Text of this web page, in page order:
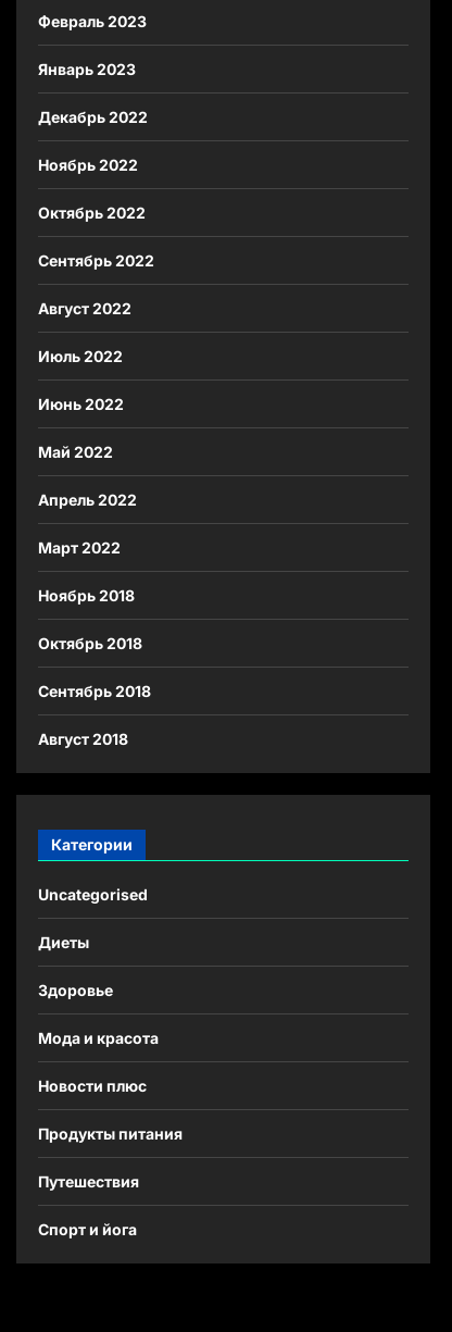
Февраль 2023
Январь 2023
Декабрь 2022
Ноябрь 2022
Октябрь 2022
Сентябрь 2022
Август 2022
Июль 2022
Июнь 2022
Май 2022
Апрель 2022
Март 2022
Ноябрь 2018
Октябрь 2018
Сентябрь 2018
Август 2018
Категории
Uncategorised
Диеты
Здоровье
Мода и красота
Новости плюс
Продукты питания
Путешествия
Спорт и йога